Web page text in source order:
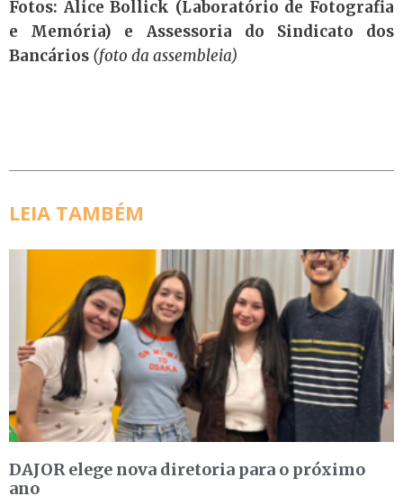
Fotos: Alice Bollick (Laboratório de Fotografia
e Memória) e Assessoria do Sindicato dos
Bancários (foto da assembleia)
LEIA TAMBÉM
DAJOR elege nova diretoria para o próximo
ano